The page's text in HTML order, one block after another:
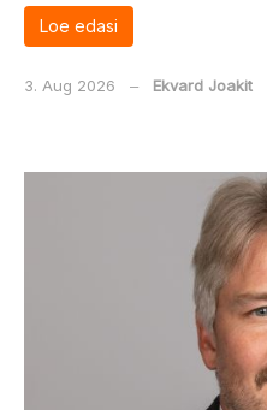
Loe edasi
3. Aug 2026 ‒ Ekvard Joakit